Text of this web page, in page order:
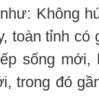
Không
toàn tỉnh
sống
trong đó